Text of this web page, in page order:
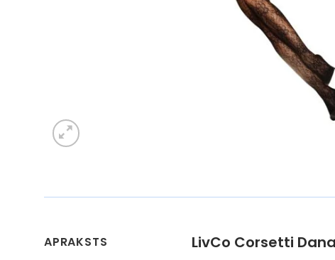
APRAKSTS LivCo Corsetti